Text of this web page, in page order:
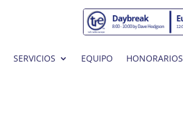
SERVICIOS EQUIPO HONORARIOS